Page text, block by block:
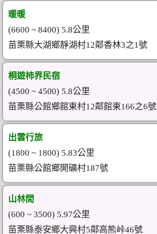
暖暖
(6600 ~ 8400) 5.8公里
苗栗縣大湖鄉靜湖村12鄰香林3之1號
桐遊柿界民宿
(4500 ~ 4500) 5.8公里
苗栗縣公館鄉館東村12鄰館東166之6號
出雲行旅
(1800 ~ 1800) 5.83公里
苗栗縣公館鄉開礦村187號
山林間
(600 ~ 3500) 5.97公里
苗栗縣泰安鄉大興村5鄰高熊峠46號